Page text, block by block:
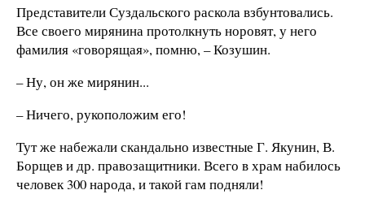
Представители Суздальского раскола взбунтовались.
Все своего мирянина протолкнуть норовят, у него
фамилия «говорящая», помню, – Козушин.
– Ну, он же мирянин...
– Ничего, рукоположим его!
Тут же набежали скандально известные Г. Якунин, В.
Борщев и др. правозащитники. Всего в храм набилось
человек 300 народа, и такой гам подняли!